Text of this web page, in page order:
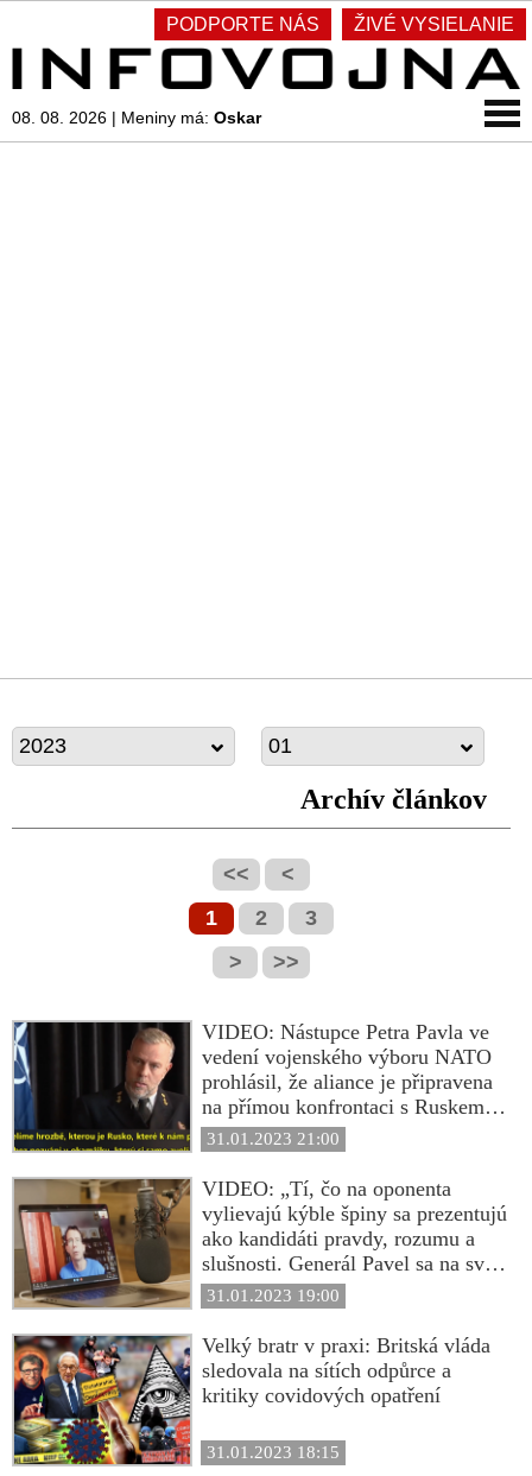
PODPORTE NÁS ŽIVÉ VYSIELANIE
08. 08. 2026 | Meniny má: Oskar
2023 01
Archív článkov
<<
<
1
2
3
>
>>
VIDEO: Nástupce Petra Pavla ve
vedení vojenského výboru NATO
prohlásil, že aliance je připravena
na přímou konfrontaci s Ruskem,
ale pouze konvenčními zbraněmi,
protože použití jaderných zbraní je
i pro NATO stále tabu! Admirál
Rob Bauer rovněž prohlásil, že
Vladimir Putin je racionálně
uvažující člověk! To se ale nedá
říct o Pavlovi, který ohrozil
bezpečnost českých občanů v Číně
Taiwanu! Ukrajina je na hraně
státního bankrotu, vojáky
ukrajinské armády začala vyplácet
až v roce 2026!
31.01.2023 21:00
VIDEO: „Tí, čo na oponenta
vylievajú kýble špiny sa prezentujú
ako kandidáti pravdy, rozumu a
slušnosti. Generál Pavel sa na svet
pozerá očami vojaka a na rozdiel
od Babiša sa prezentoval ako
morálne nadradený kandidát.
Proatlantický, progresivistický blok
pohŕdajúci občanmi s inými
názormi ovládol v štáte všetky
ústavné funkcie, tak isto ako na
Slovensku. Opitosť mocou a pýcha
31.01.2023 19:00
Velký bratr v praxi: Britská vláda
sledovala na sítích odpůrce a
kritiky covidových opatření
31.01.2023 18:15